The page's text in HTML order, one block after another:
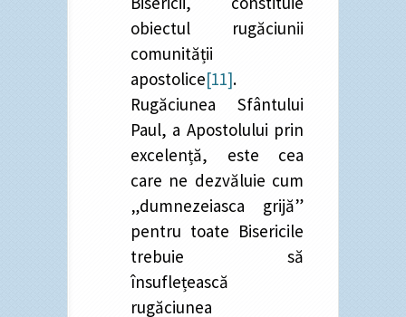
obiectul rugăciunii
comunității
apostolice[11].
Rugăciunea Sfântului
Paul, a Apostolului prin
excelență, este cea
care ne dezvăluie cum
„dumnezeiasca grijă”
pentru toate Bisericile
trebuie să
însuflețească
rugăciunea